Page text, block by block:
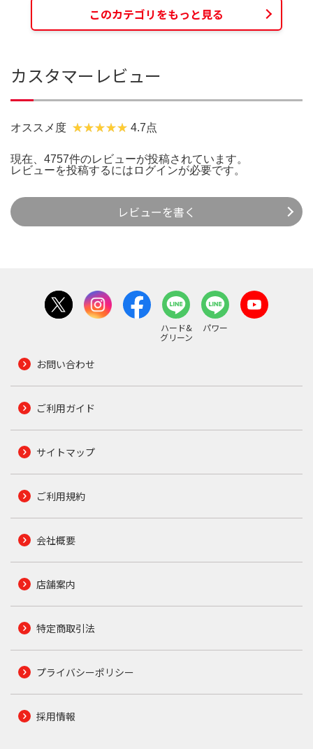
このカテゴリをもっと見る
カスタマーレビュー
オススメ度 4.7点
現在、4757件のレビューが投稿されています。
レビューを投稿するには ログインが必要です。
レビューを書く
ハード&
グリーン
パワー
お問い合わせ
ご利用ガイド
サイトマップ
ご利用規約
会社概要
店舗案内
特定商取引法
プライバシーポリシー
採用情報